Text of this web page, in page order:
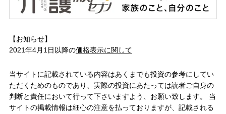
【お知らせ】
2021年4月1日以降の価格表示に関して
当サイトに記載されている内容はあくまでも投資の参考にしてい
ただくためのものであり、実際の投資にあたっては読者ご自身の
判断と責任において行って下さいますよう、お願い致します。 当
サイトの掲載情報は細心の注意を払っておりますが、記載される